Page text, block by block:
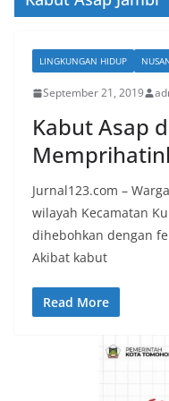
LINGKUNGAN HIDUP
September 21, 2019
Kabut Asap
Jurnal123.com –
wilayah Kecamatan
dihebohkan dengan
Akibat kabut
Read More